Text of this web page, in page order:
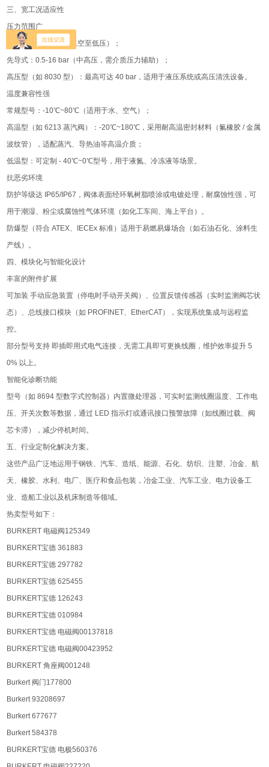
三、宽工况适应性
压力范围广
直动式：0-10 bar（真空至低压）；
先导式：0.5-16 bar（中高压，需介质压力辅助）；
高压型（如 8030 型）：最高可达 40 bar，适用于液压系统或高压清洗设备。
温度兼容性强
常规型号：-10℃~80℃（适用于水、空气）；
高温型（如 6213 蒸汽阀）：-20℃~180℃，采用耐高温密封材料（氟橡胶 / 金属
波纹管），适配蒸汽、导热油等高温介质；
低温型：可定制 - 40℃~0℃型号，用于液氮、冷冻液等场景。
抗恶劣环境
防护等级达 IP65/IP67，阀体表面经环氧树脂喷涂或电镀处理，耐腐蚀性强，可
用于潮湿、粉尘或腐蚀性气体环境（如化工车间、海上平台）。
防爆型（符合 ATEX、IECEx 标准）适用于易燃易爆场合（如石油石化、涂料生
产线）。
四、模块化与智能化设计
丰富的附件扩展
可加装 手动应急装置（停电时手动开关阀）、位置反馈传感器（实时监测阀芯状
态）、总线接口模块（如 PROFINET、EtherCAT），实现系统集成与远程监
控。
部分型号支持 即插即用式电气连接，无需工具即可更换线圈，维护效率提升 5
0% 以上。
智能化诊断功能
型号（如 8694 型数字式控制器）内置微处理器，可实时监测线圈温度、工作电
压、开关次数等数据，通过 LED 指示灯或通讯接口预警故障（如线圈过载、阀
芯卡滞），减少停机时间。
五、行业定制化解决方案。
这些产品⼴泛地运⽤于钢铁、汽⻋、造纸、能源、⽯化、纺织、注塑、冶⾦、航
天、橡胶、⽔利、电⼚、医疗和⻝品包装，冶⾦⼯业、汽⻋⼯业、电⼒设备⼯
业、造船⼯业以及机床制造等领域。
热卖型号如下：
BURKERT 电磁阀125349
BURKERT宝德 361883
BURKERT宝德 297782
BURKERT宝德 625455
BURKERT宝德 126243
BURKERT宝德 010984
BURKERT宝德 电磁阀00137818
BURKERT宝德 电磁阀00423952
BURKERT 角座阀001248
Burkert 阀门177800
Burkert 93208697
Burkert 677677
Burkert 584378
BURKERT宝德 电极560376